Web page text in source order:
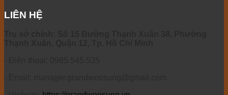
LIÊN HỆ